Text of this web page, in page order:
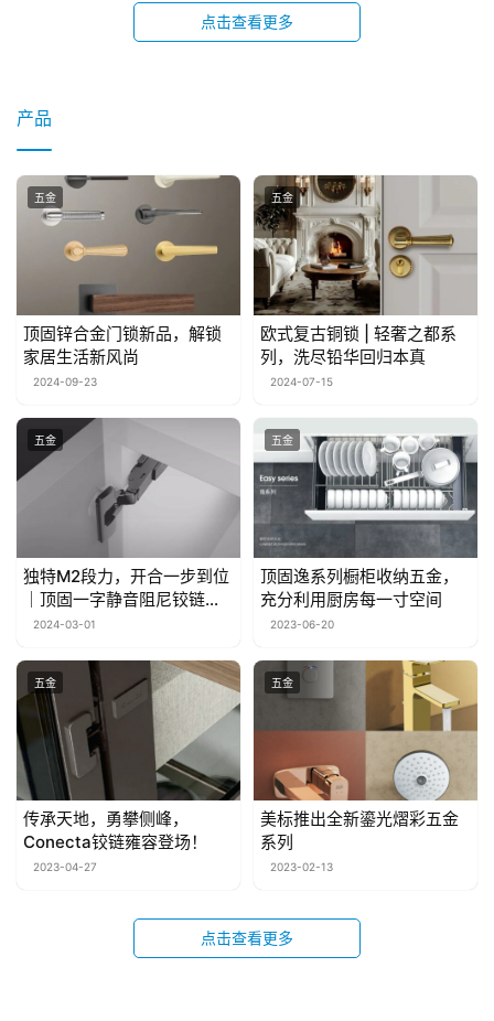
计
攻
略
金
漆
奖
点击查看更多
产品
五金
顶固锌合金门锁新品，解锁
家居生活新风尚
2024-09-23
五金
欧式复古铜锁 | 轻奢之都系
列，洗尽铅华回归本真
2024-07-15
五金
独特M2段力，开合一步到位
｜顶固一字静音阻尼铰链焕
新上市
2024-03-01
五金
顶固逸系列橱柜收纳五金，
充分利用厨房每一寸空间
2023-06-20
五金
传承天地，勇攀侧峰，
Conecta铰链雍容登场！
2023-04-27
五金
美标推出全新鎏光熠彩五金
系列
2023-02-13
点击查看更多